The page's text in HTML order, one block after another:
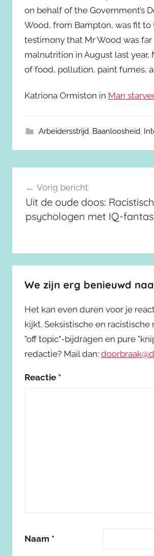
on behalf of the Government’s
Wood, from Bampton, was fit to
testimony that Mr Wood was
malnutrition in August last year,
of food, pollution, paint fumes,
Katriona Ormiston in Man
Arbeidersstrijd, Baanloosheid,
Berichtnavigatie
Vorig bericht
Uit de oude doos:
psychologen met IQ-
We zijn erg benieuwd
Het kan even duren voor je
kijkt. Seksistische en
"off topic"-bijdragen en pure
redactie? Mail dan:
Reactie *
Naam *